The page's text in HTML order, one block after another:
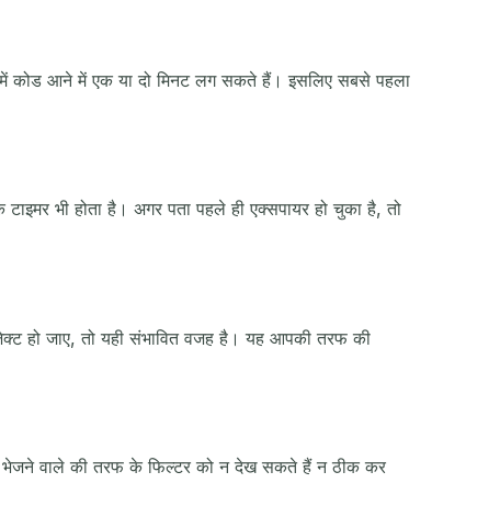
क्रिया
कोड आने में एक या दो मिनट लग सकते हैं। इसलिए सबसे पहला
भी होता है। अगर पता पहले ही एक्सपायर हो चुका है, तो
हो जाए, तो यही संभावित वजह है। यह आपकी तरफ की
भेजने वाले की तरफ के फिल्टर को न देख सकते हैं न ठीक कर